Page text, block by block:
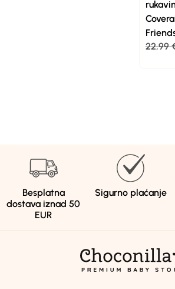
22,99
Besplatna
dostava iznad 50
EUR
Sigurno plaćanje